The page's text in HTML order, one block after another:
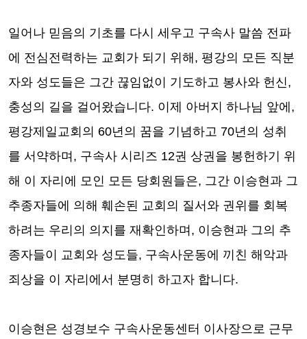
일어나 믿음의 기초를 다시 세우고 구속사 말씀 전파
에 전심전력하는 교회가 되기 위해 , 평강의 모든 직분
자와 성도들은 그간 끊임없이 기도하고 봉사와 헌신,
충성의 길을 걸어왔습니다. 이제 아버지 하나님 앞에 ,
평강제일교회의 60년의 꿈을 기념하고 70년의 성취
를 서약하며 , 구속사 시리즈 12권 상권을 봉헌하기 위
해 이 자리에 모인 모든 당회원들은, 그간 이승현과 그
추종자들에 의해 훼손된 교회의 질서와 권위를 회복
하려는 우리의 의지를 재확인하며 , 이승현과 그의 추
종자들이 교회와 성도들, 구속사운동에 끼친 해악과
죄상을 이 자리에서 분명히 하고자 합니다.
이승현은 성경보수 구속사운동센터 이사장으로 근무